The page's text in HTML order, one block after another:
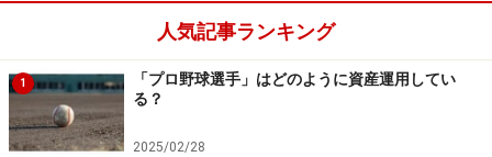
オフはバドミントンのことを考えないようにしていま
す。他の事をしているし、バドミントンとは関係ない人
と会うことの方が多いです。
松友選手：
人気記事ランキング
1
「プロ野球選手」はどのように資産運用してい
る？
2025/02/28